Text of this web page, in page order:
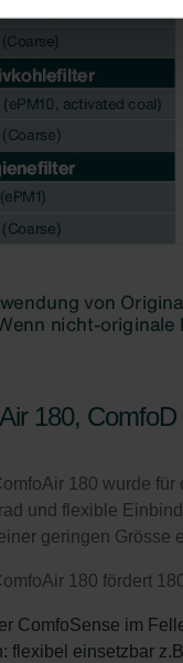
der Zehnder Group
Data Privacy
nv/sa: Déclarations
Republic s.r.o.:
SAU: Política de
S.r.l.: Privacy
İklimlendirme
bv:
z o.o.: Oświadczenie
Limited: Privacy Policy
180, ComfoD
180 wurde
und flexible
geringen
180 fördert
ComfoSense im
flexibel einsetzbar